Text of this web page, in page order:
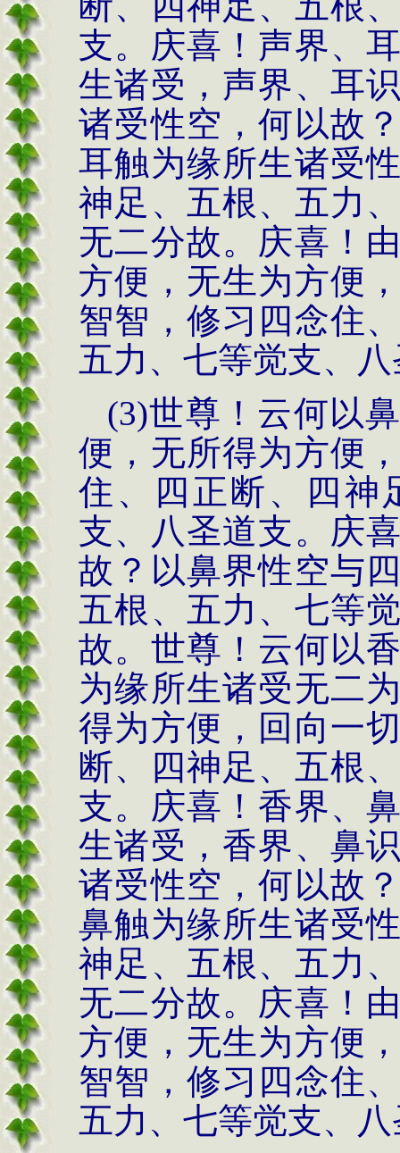
支。庆喜！声界、
生诸受，声界、耳
诸受性空，何以故
耳触为缘所生诸受
神足、五根、五力
无二分故。庆喜！
方便，无生为方便
智智，修习四念住
五力、七等觉支、
(3)世尊！云何以
便，无所得为方便
住、四正断、四神
支、八圣道支。庆
故？以鼻界性空与
五根、五力、七等
故。世尊！云何以
为缘所生诸受无二
得为方便，回向一
断、四神足、五根
支。庆喜！香界、
生诸受，香界、鼻
诸受性空，何以故
鼻触为缘所生诸受
神足、五根、五力
无二分故。庆喜！
方便，无生为方便
智智，修习四念住
五力、七等觉支、